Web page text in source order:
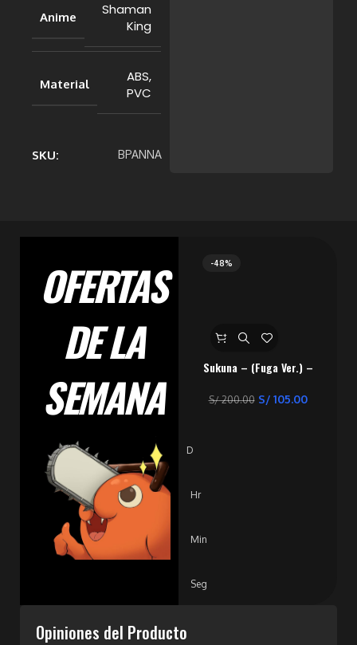
Anime
Shaman
King
Material
ABS,
PVC
SKU: BPANNA
OFERTAS
DE LA
SEMANA
-48%
Sukuna – (Fuga Ver.) –
S/200.00 S/105.00
D
Hr
Min
Seg
Opiniones del Producto